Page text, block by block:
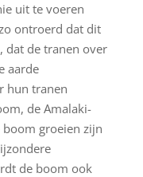
uit te voeren
ontroerd dat dit
dat de tranen over
aarde
hun tranen
de Amalaki-
groeien zijn
de boom ook